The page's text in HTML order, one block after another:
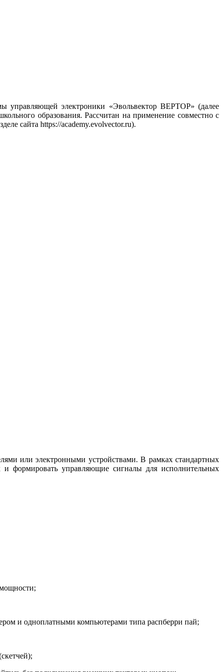
управляющей электроники «Эвольвектор ВЕРТОР» (далее
образования. Рассчитан на применение совместно с
сайта https://academy.evolvector.ru).
или электронными устройствами. В рамках стандартных
формировать управляющие сигналы для исполнительных
и одноплатными компьютерами типа распберри пай;